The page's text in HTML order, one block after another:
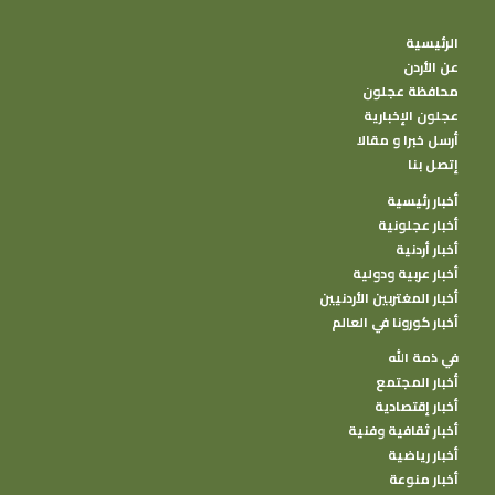
الرئيسية
عن الأردن
محافظة عجلون
عجلون الإخبارية
أرسل خبرا و مقالا
إتصل بنا
أخبار رئيسية
أخبار عجلونية
أخبار أردنية
أخبار عربية ودولية
أخبار المغتربين الأردنيين
أخبار كورونا في العالم
في ذمة الله
أخبار المجتمع
أخبار إقتصادية
أخبار ثقافية وفنية
أخبار رياضية
أخبار منوعة